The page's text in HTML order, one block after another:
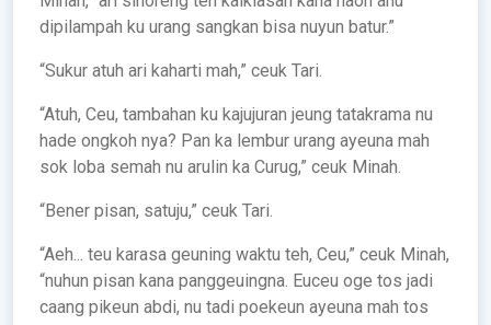
dipilampah ku urang sangkan bisa nuyun batur.”
“Sukur atuh ari kaharti mah,” ceuk Tari.
“Atuh, Ceu, tambahan ku kajujuran jeung tatakrama nu
hade ongkoh nya? Pan ka lembur urang ayeuna mah
sok loba semah nu arulin ka Curug,” ceuk Minah.
“Bener pisan, satuju,” ceuk Tari.
“Aeh... teu karasa geuning waktu teh, Ceu,” ceuk Minah,
“nuhun pisan kana panggeuingna. Euceu oge tos jadi
caang pikeun abdi, nu tadi poekeun ayeuna mah tos